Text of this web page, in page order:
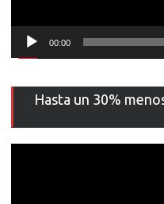
00:00
Hasta un 30%